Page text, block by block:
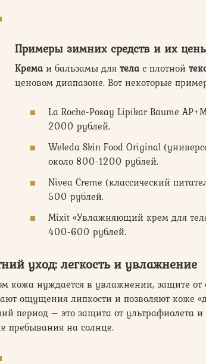
Примеры зимних средств и их
Крема и бальзамы для тела с плотной
ценовом диапазоне. Вот некоторые
La Roche-Posay Lipikar Baume
2000 рублей.
Weleda Skin Food Original
около 800-1200 рублей.
Nivea Creme (классический
500 рублей.
Mixit «Увлажняющий крем для
400-600 рублей.
уход: легкость и увлажнение
кожа нуждается в увлажнении, защите от
ощущения липкости и позволяют коже
период – это защита от ультрафиолета
пребывания на солнце.